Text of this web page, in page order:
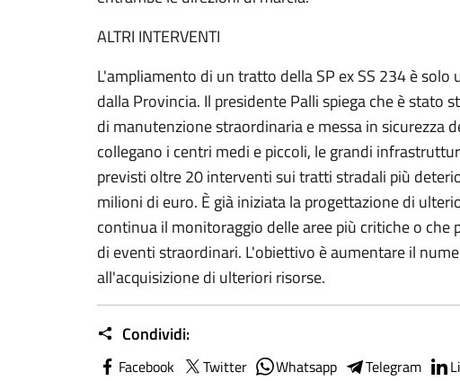
ALTRI INTERVENTI
L'ampliamento di un tratto della SP ex SS 234 è
dalla Provincia. Il presidente Palli spiega che è stato
di manutenzione straordinaria e messa in sicurezza
collegano i centri medi e piccoli, le grandi
previsti oltre 20 interventi sui tratti stradali più
milioni di euro. È già iniziata la progettazione di
continua il monitoraggio delle aree più critiche o che
di eventi straordinari. L'obiettivo è aumentare il
all'acquisizione di ulteriori risorse.
Condividi:
Facebook Twitter Whatsapp Telegram